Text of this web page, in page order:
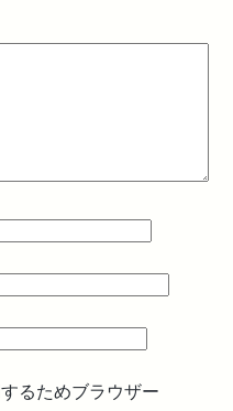
るためブラウザー